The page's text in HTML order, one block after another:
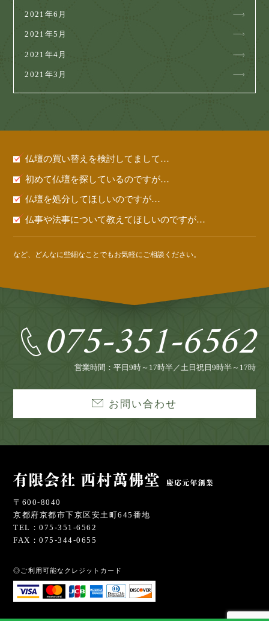
2021年6月
2021年5月
2021年4月
2021年3月
仏壇の買い替えを検討してまして…
初めて仏壇を探しているのですが…
仏壇を処分してほしいのですが…
仏事や法事について教えてほしいのですが…
など、どんなに些細なことでもお気軽にご相談ください。
075-351-6562
営業時間：平日9時～17時半／土日祝日9時半～17時
お問い合わせ
〒600-8040
京都府京都市下京区安土町645番地
TEL：075-351-6562
FAX：075-344-0655
◎ご利用可能なクレジットカード